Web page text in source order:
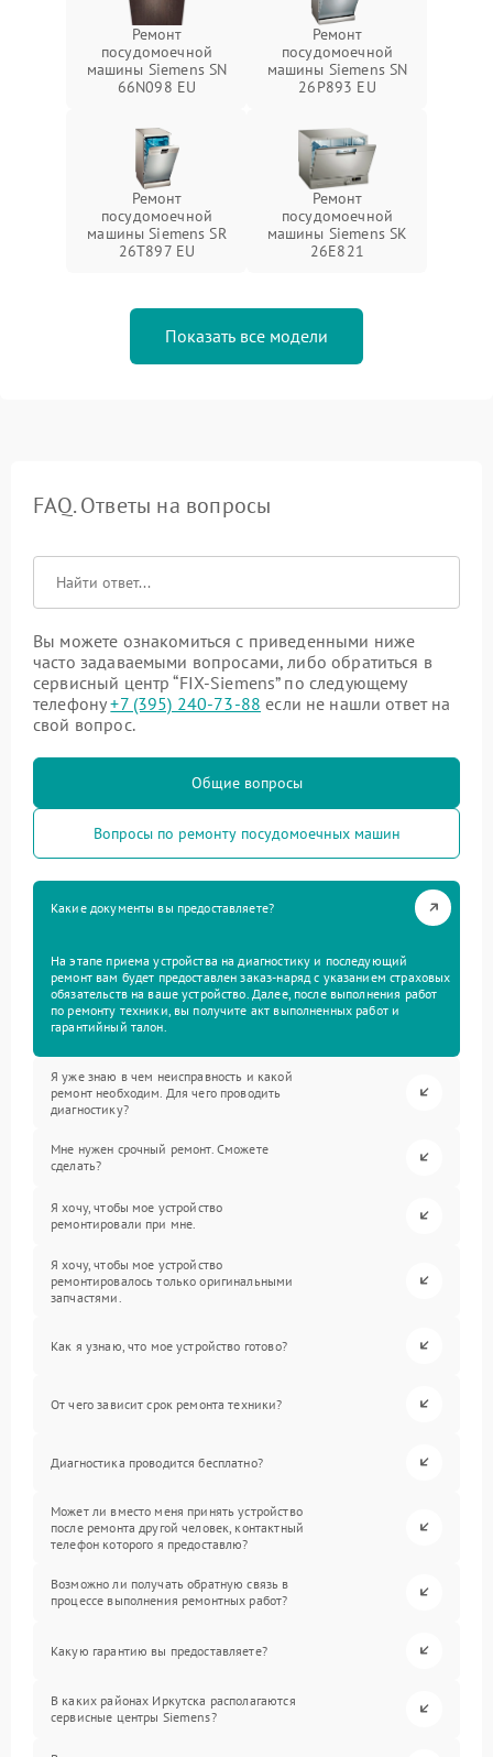
Ремонт
посудомоечной
машины Siemens SN
66N098 EU
Ремонт
посудомоечной
машины Siemens SN
26P893 EU
Ремонт
посудомоечной
машины Siemens SR
26T897 EU
Ремонт
посудомоечной
машины Siemens SK
26E821
Показать все модели
FAQ. Ответы на вопросы
Вы можете ознакомиться с приведенными ниже
часто задаваемыми вопросами, либо обратиться в
сервисный центр “FIX-Siemens” по следующему
телефону+7 (395) 240-73-88 если не нашли ответ на
свой вопрос.
Общие вопросы
Вопросы по ремонту посудомоечных машин
Какие документы вы предоставляете?
На этапе приема устройства на диагностику и последующий
ремонт вам будет предоставлен заказ-наряд с указанием страховых
обязательств на ваше устройство. Далее, после выполнения работ
по ремонту техники, вы получите акт выполненных работ и
гарантийный талон.
Я уже знаю в чем неисправность и какой
ремонт необходим. Для чего проводить
диагностику?
Мне нужен срочный ремонт. Сможете
сделать?
Я хочу, чтобы мое устройство
ремонтировали при мне.
Я хочу, чтобы мое устройство
ремонтировалось только оригинальными
запчастями.
Как я узнаю, что мое устройство готово?
От чего зависит срок ремонта техники?
Диагностика проводится бесплатно?
Может ли вместо меня принять устройство
после ремонта другой человек, контактный
телефон которого я предоставлю?
Возможно ли получать обратную связь в
процессе выполнения ремонтных работ?
Какую гарантию вы предоставляете?
В каких районах Иркутска располагаются
сервисные центры Siemens?